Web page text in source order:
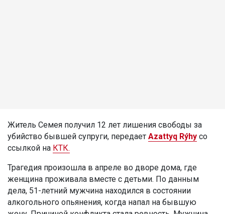
Житель Семея получил 12 лет лишения свободы за
убийство бывшей супруги, передает Azattyq Rýhy со
ссылкой на КТК.
Трагедия произошла в апреле во дворе дома, где
женщина проживала вместе с детьми. По данным
дела, 51-летний мужчина находился в состоянии
алкогольного опьянения, когда напал на бывшую